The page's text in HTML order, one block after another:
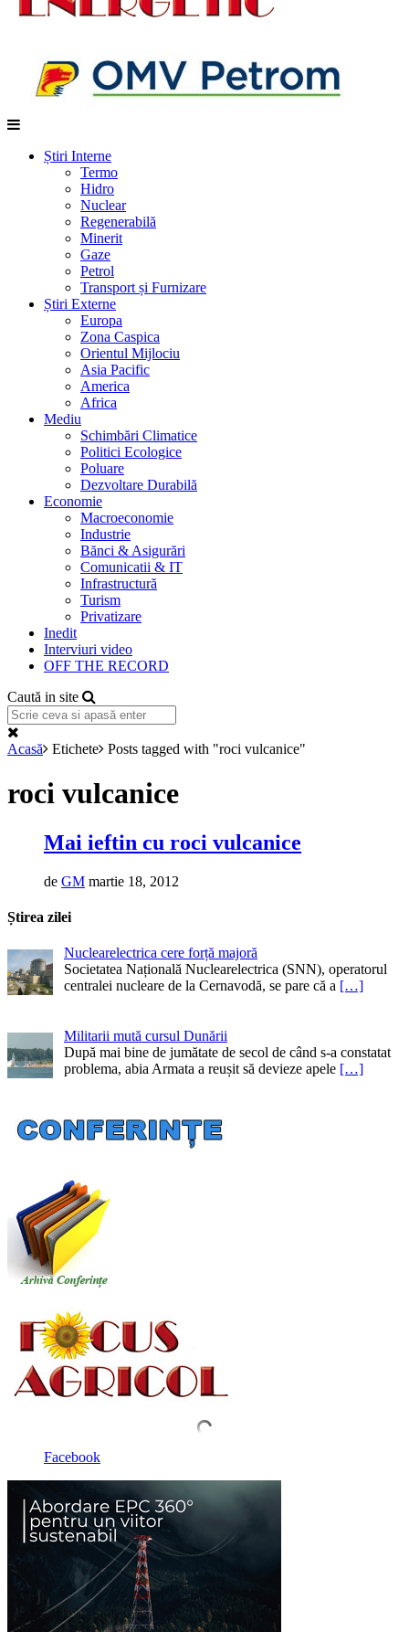
Știri Interne
Termo
Hidro
Nuclear
Regenerabilă
Minerit
Gaze
Petrol
Transport și Furnizare
Știri Externe
Europa
Zona Caspica
Orientul Mijlociu
Asia Pacific
America
Africa
Mediu
Schimbări Climatice
Politici Ecologice
Poluare
Dezvoltare Durabilă
Economie
Macroeconomie
Industrie
Bănci & Asigurări
Comunicatii & IT
Infrastructură
Turism
Privatizare
Inedit
Interviuri video
OFF THE RECORD
Caută in site
Acasă Etichete Posts tagged with "roci vulcanice"
roci vulcanice
Mai ieftin cu roci vulcanice
de GM martie 18, 2012
Știrea zilei
Nuclearelectrica cere forță majoră
Societatea Națională Nuclearelectrica (SNN), operatorul
centralei nucleare de la Cernavodă, se pare că a […]
Militarii mută cursul Dunării
După mai bine de jumătate de secol de când s-a constatat
problema, abia Armata a reușit să devieze apele […]
Facebook